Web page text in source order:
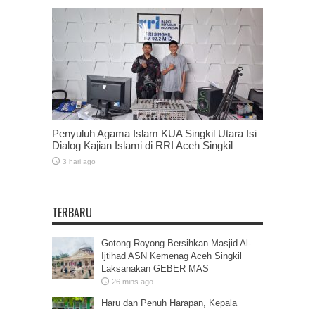
Penyuluh Agama Islam KUA Singkil Utara Isi
Dialog Kajian Islami di RRI Aceh Singkil
3 hari ago
TERBARU
Gotong Royong Bersihkan Masjid Al-
Ijtihad ASN Kemenag Aceh Singkil
Laksanakan GEBER MAS
26 mins ago
Haru dan Penuh Harapan, Kepala